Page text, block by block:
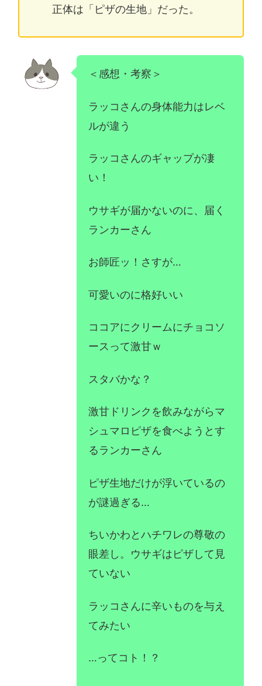
正体は「ピザの生地」だった。
＜感想・考察＞
ラッコさんの身体能力はレベ
ルが違う
ラッコさんのギャップが凄
い！
ウサギが届かないのに、届く
ランカーさん
お師匠ッ！さすが…
可愛いのに格好いい
ココアにクリームにチョコソ
ースって激甘ｗ
スタバかな？
激甘ドリンクを飲みながらマ
シュマロピザを食べようとす
るランカーさん
ピザ生地だけが浮いているの
が謎過ぎる…
ちいかわとハチワレの尊敬の
眼差し。ウサギはピザして見
ていない
ラッコさんに辛いものを与え
てみたい
…ってコト！？